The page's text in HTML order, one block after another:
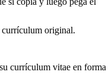
original.
currículum vitae en forma